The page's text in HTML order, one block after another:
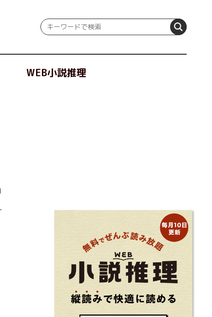
WEB小説推理